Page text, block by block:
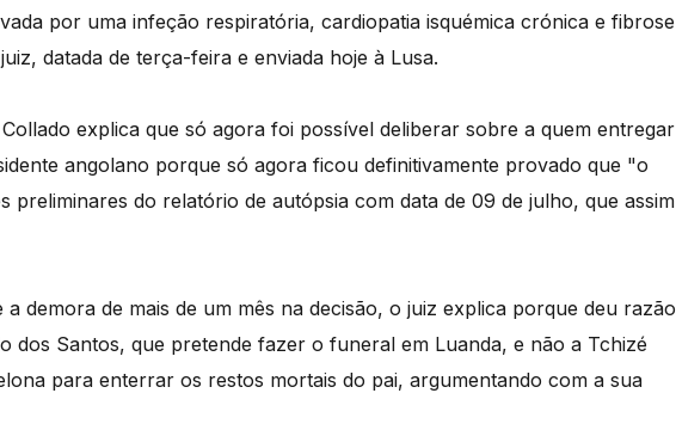
por uma infeção respiratória, cardiopatia isquémica crónica e fibrose
datada de terça-feira e enviada hoje à Lusa.
explica que só agora foi possível deliberar sobre a quem entregar
angolano porque só agora ficou definitivamente provado que "o
preliminares do relatório de autópsia com data de 09 de julho, que assim
demora de mais de um mês na decisão, o juiz explica porque deu razão
dos Santos, que pretende fazer o funeral em Luanda, e não a Tchizé
para enterrar os restos mortais do pai, argumentando com a sua